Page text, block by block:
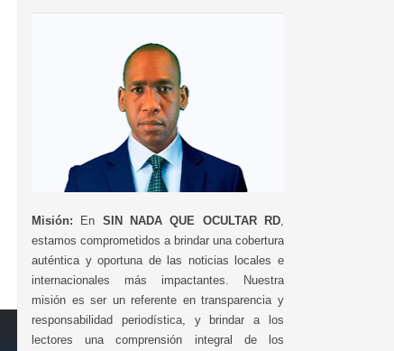
Misión: En SIN NADA QUE OCULTAR RD
estamos comprometidos a brindar una cobertura
auténtica y oportuna de las noticias locales e
internacionales más impactantes. Nuestra
misión es ser un referente en transparencia y
responsabilidad periodística, y brindar a los
lectores una comprensión integral de los